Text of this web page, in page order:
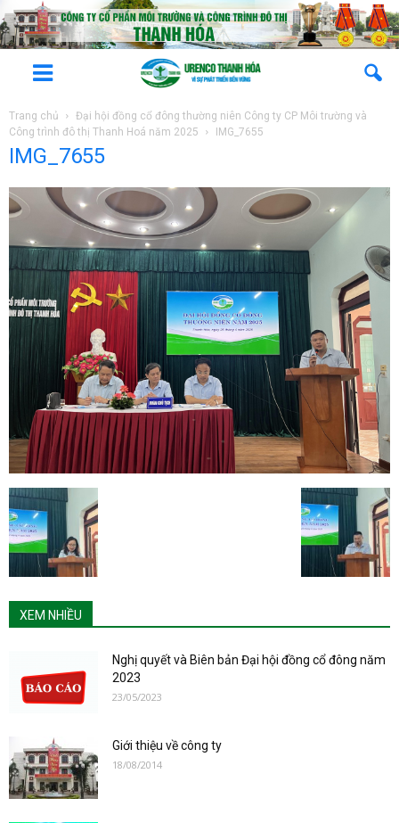
Trang chủ
Đại hội đồng cổ đông thường niên Công ty CP Môi trường và
Công trình đô thị Thanh Hoá năm 2025
IMG_7655
IMG_7655
XEM NHIỀU
Nghị quyết và Biên bản Đại hội đồng cổ đông năm
2023
23/05/2023
Giới thiệu về công ty
18/08/2014